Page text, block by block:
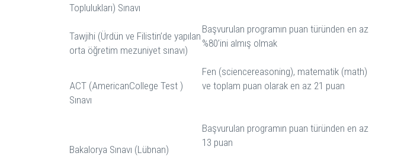
Toplulukları) Sınavı
Tawjihi (Ürdün ve Filistin’de yapılan
orta öğretim mezuniyet sınavı)
Başvurulan programın puan türünden en az
%80’ini almış olmak
ACT (AmericanCollege Test )
Sınavı
Fen (sciencereasoning), matematik (math)
ve toplam puan olarak en az 21 puan
Bakalorya Sınavı (Lübnan)
Başvurulan programın puan türünden en az
13 puan